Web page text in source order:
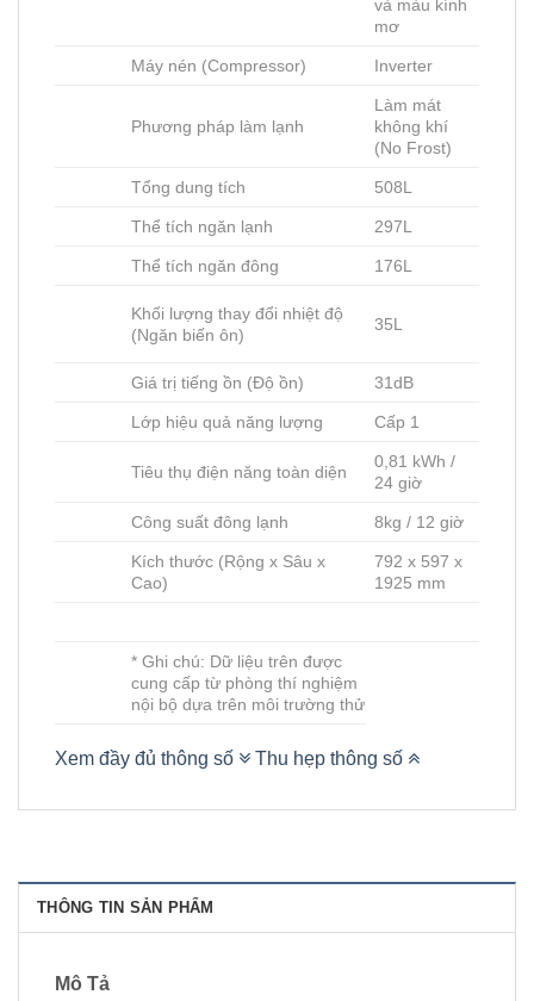
và màu kính
mơ
Máy nén (Compressor) Inverter
Phương pháp làm lạnh
Làm mát
không khí
(No Frost)
Tổng dung tích 508L
Thể tích ngăn lạnh 297L
Thể tích ngăn đông 176L
Khối lượng thay đổi nhiệt độ
(Ngăn biến ôn)
35L
Giá trị tiếng ồn (Độ ồn) 31dB
Lớp hiệu quả năng lượng Cấp 1
Tiêu thụ điện năng toàn diện
0,81 kWh /
24 giờ
Công suất đông lạnh 8kg / 12 giờ
Kích thước (Rộng x Sâu x
Cao)
792 x 597 x
1925 mm
* Ghi chú: Dữ liệu trên được
cung cấp từ phòng thí nghiệm
nội bộ dựa trên môi trường thử
Xem đầy đủ thông số Thu hẹp thông số
THÔNG TIN SẢN PHẨM
Mô Tả